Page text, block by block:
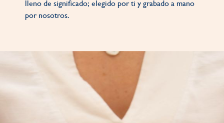
lleno de significado; elegido por ti y grabado a mano
por nosotros.